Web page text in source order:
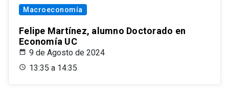
Macroeconomía
Felipe Martínez, alumno Doctorado en
Economía UC
9 de Agosto de 2024
13:35 a 14:35